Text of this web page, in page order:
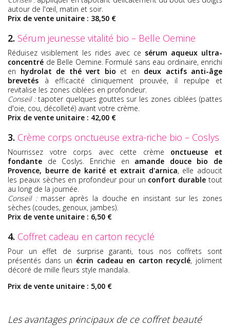
autour de l'œil, matin et soir.
Prix de vente unitaire : 38,50 €
2. Sérum jeunesse vitalité bio – Belle Oemine
Réduisez visiblement les rides avec ce sérum aqueux ultra-
concentré de Belle Oemine. Formulé sans eau ordinaire, enrichi
en hydrolat de thé vert bio et en deux actifs anti-âge
brevetés à efficacité cliniquement prouvée, il repulpe et
revitalise les zones ciblées en profondeur.
Conseil :tapoter quelques gouttes sur les zones ciblées (pattes
d'oie, cou, décolleté) avant votre crème.
Prix de vente unitaire : 42,00 €
3. Crème corps onctueuse extra-riche bio – Coslys
Nourrissez votre corps avec cette crème onctueuse et
fondante de Coslys. Enrichie en amande douce bio de
Provence, beurre de karité et extrait d'arnica, elle adoucit
les peaux sèches en profondeur pour un confort durable tout
au long de la journée.
Conseil :masser après la douche en insistant sur les zones
sèches (coudes, genoux, jambes).
Prix de vente unitaire : 6,50 €
4. Coffret cadeau en carton recyclé
Pour un effet de surprise garanti, tous nos coffrets sont
présentés dans un écrin cadeau en carton recyclé, joliment
décoré de mille fleurs style mandala.
Prix de vente unitaire : 5,00 €
Les avantages principaux de ce coffret beauté